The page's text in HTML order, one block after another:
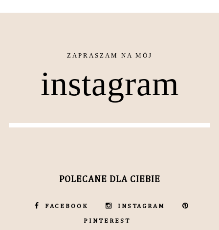
instagram
POLECANE DLA CIEBIE
FACEBOOK INSTAGRAM
PINTEREST